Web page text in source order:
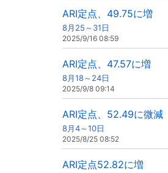
ARI定点、49.75に増
8月25～31日
2025/9/16 08:59
ARI定点、47.57に増
8月18～24日
2025/9/8 09:14
ARI定点、52.49に微減
8月4～10日
2025/8/25 08:52
ARI定点52.82に増